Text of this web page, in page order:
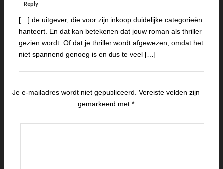
Reply
[…] de uitgever, die voor zijn inkoop duidelijke categorieën
hanteert. En dat kan betekenen dat jouw roman als thriller
gezien wordt. Of dat je thriller wordt afgewezen, omdat het
niet spannend genoeg is en dus te veel […]
Je e-mailadres wordt niet gepubliceerd. Vereiste velden zijn
gemarkeerd met*